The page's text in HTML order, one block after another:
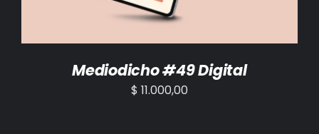
Mediodicho #49 Digital
$ 11.000,00